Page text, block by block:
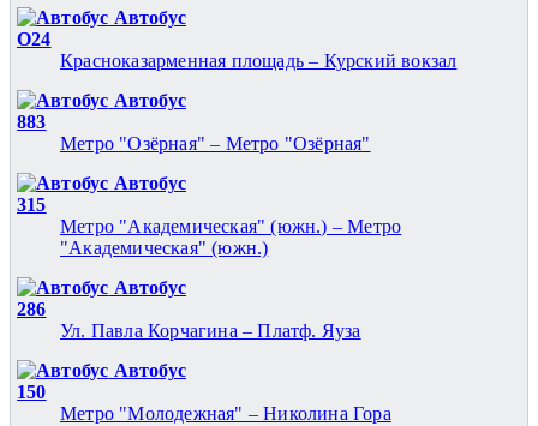
Автобус
О24
Красноказарменная площадь – Курский вокзал
Автобус
883
Метро "Озёрная" – Метро "Озёрная"
Автобус
315
Метро "Академическая" (южн.) – Метро
"Академическая" (южн.)
Автобус
286
Ул. Павла Корчагина – Платф. Яуза
Автобус
150
Метро "Молодежная" – Николина Гора